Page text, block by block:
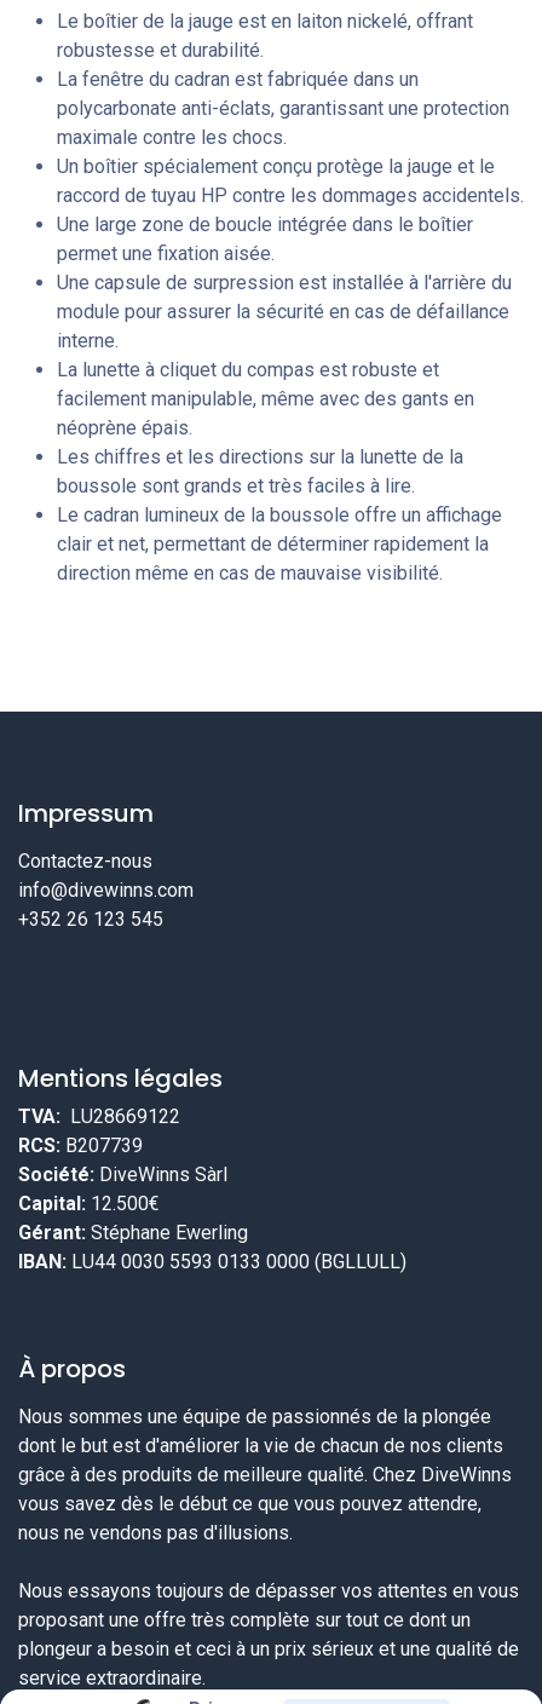
Le boîtier de la jauge est en laiton nickelé, offrant
robustesse et durabilité.
La fenêtre du cadran est fabriquée dans un
polycarbonate anti-éclats, garantissant une protection
maximale contre les chocs.
Un boîtier spécialement conçu protège la jauge et le
raccord de tuyau HP contre les dommages accidentels.
Une large zone de boucle intégrée dans le boîtier
permet une fixation aisée.
Une capsule de surpression est installée à l'arrière du
module pour assurer la sécurité en cas de défaillance
interne.
La lunette à cliquet du compas est robuste et
facilement manipulable, même avec des gants en
néoprène épais.
Les chiffres et les directions sur la lunette de la
boussole sont grands et très faciles à lire.
Le cadran lumineux de la boussole offre un affichage
clair et net, permettant de déterminer rapidement la
direction même en cas de mauvaise visibilité.
Impressum
Contactez-nous
info@divewinns.com
+352 26 123 545
Mentions légales
TVA: LU28669122
RCS: B207739
Société: DiveWinns Sàrl
Capital: 12.500€
Gérant: Stéphane Ewerling
IBAN: LU44 0030 5593 0133 0000 (BGLLULL)
À propos
Nous sommes une équipe de passionnés de la plongée
dont le but est d'améliorer la vie de chacun de nos clients
grâce à des produits de meilleure qualité. Chez DiveWinns
vous savez dès le début ce que vous pouvez attendre,
nous ne vendons pas d'illusions.
Nous essayons toujours de dépasser vos attentes en vous
proposant une offre très complète sur tout ce dont un
plongeur a besoin et ceci à un prix sérieux et une qualité de
service extraordinaire.